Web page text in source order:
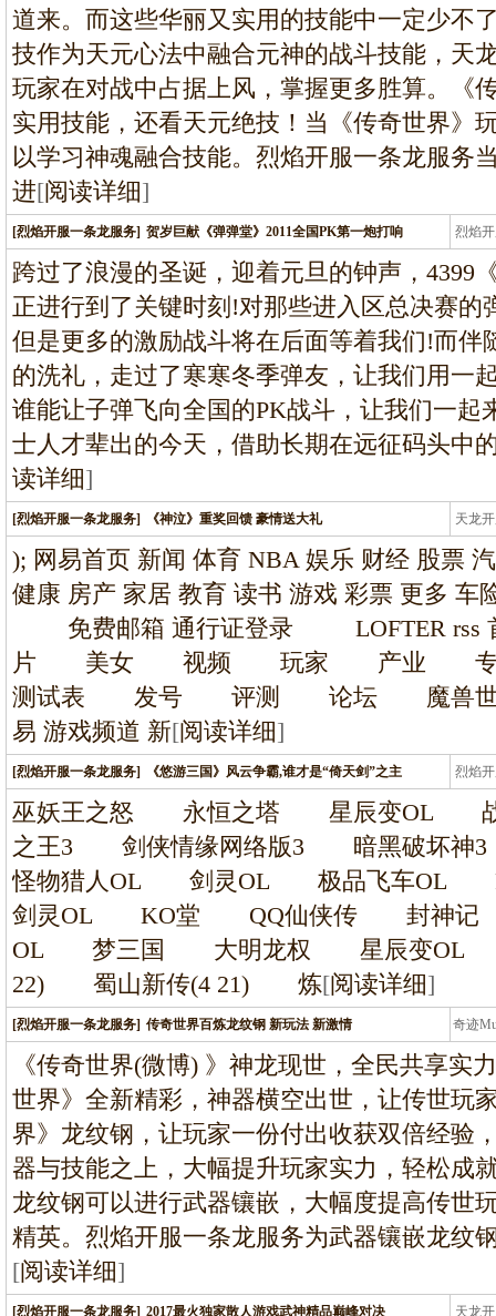
道来。而这些华丽又实用的技能中一定少不
技作为天元心法中融合元神的战斗技能，天
玩家在对战中占据上风，掌握更多胜算。《
实用技能，还看天元绝技！当《传奇世界》
以学习神魂融合技能。烈焰开服一条龙服务
进[阅读详细]
[烈焰开服一条龙服务] 贺岁巨献《弹弹堂》2011全国PK第一炮打响 烈焰
龙
跨过了浪漫的圣诞，迎着元旦的钟声，4399
正进行到了关键时刻!对那些进入区总决赛的
但是更多的激励战斗将在后面等着我们!而伴
的洗礼，走过了寒寒冬季弹友，让我们用一
谁能让子弹飞向全国的PK战斗，让我们一起
士人才辈出的今天，借助长期在远征码头中
读详细]
[烈焰开服一条龙服务] 《神泣》重奖回馈 豪情送大礼 天龙
龙
); 网易首页 新闻 体育 NBA 娱乐 财经 股票
健康 房产 家居 教育 读书 游戏 彩票 更多 车
免费邮箱 通行证登录 LOFTER
片 美女 视频 玩家 产业
测试表 发号 评测 论坛 魔兽世
易 游戏频道 新[阅读详细]
[烈焰开服一条龙服务] 《悠游三国》风云争霸,谁才是“倚天剑”之主 烈焰
龙
巫妖王之怒 永恒之塔 星辰变OL
之王3 剑侠情缘网络版3 暗黑破
怪物猎人OL 剑灵OL 极品飞车
剑灵OL KO堂 QQ仙侠传 封神记
OL 梦三国 大明龙权 星辰变OL 黑
22) 蜀山新传(4 21) 炼[阅读详细]
[烈焰开服一条龙服务] 传奇世界百炼龙纹钢 新玩法 新激情 奇迹
条
《传奇世界(微博) 》神龙现世，全民共享实
世界》全新精彩，神器横空出世，让传世玩
界》龙纹钢，让玩家一份付出收获双倍经验
器与技能之上，大幅提升玩家实力，轻松成
龙纹钢可以进行武器镶嵌，大幅度提高传世
精英。烈焰开服一条龙服务为武器镶嵌龙纹
[阅读详细]
[烈焰开服一条龙服务] 2017最火独家散人游戏武神精品巅峰对决 天龙